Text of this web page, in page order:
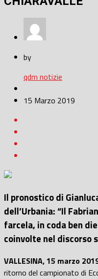
by
qdm notizie
15 Marzo 2019
Il pronostico di
dell’Urbania: “Il
farcela, in coda ben
coinvolte nel discorso
VALLESINA, 15 marzo
ritorno del campionato di